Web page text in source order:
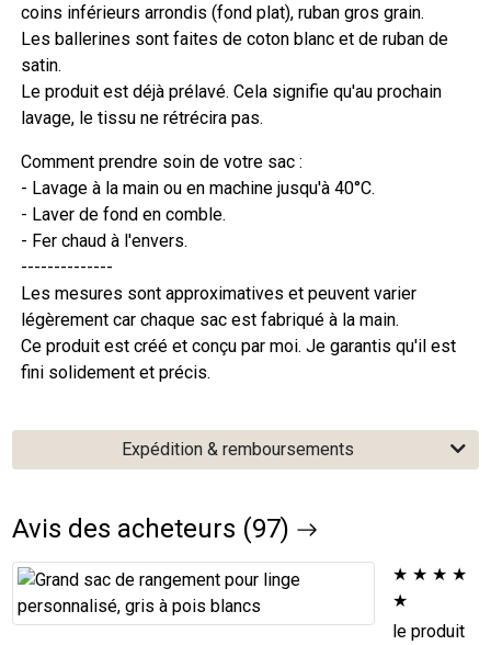
coins inférieurs arrondis (fond plat), ruban gros grain.
Les ballerines sont faites de coton blanc et de ruban de
satin.
Le produit est déjà prélavé. Cela signifie qu'au prochain
lavage, le tissu ne rétrécira pas.
Comment prendre soin de votre sac :
- Lavage à la main ou en machine jusqu'à 40°C.
- Laver de fond en comble.
- Fer chaud à l'envers.
--------------
Les mesures sont approximatives et peuvent varier
légèrement car chaque sac est fabriqué à la main.
Ce produit est créé et conçu par moi. Je garantis qu'il est
fini solidement et précis.
Expédition & remboursements
Avis des acheteurs (97)
★ ★ ★ ★
★
le produit